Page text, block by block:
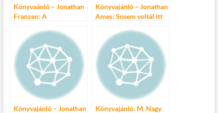
Könyvaánló – Jonathan
Franzen: A
Könyvajánló – Jonathan
Ames: Sosem voltál itt
Könyvajánló – Jonathan
Könyvajánló: M. Nagy